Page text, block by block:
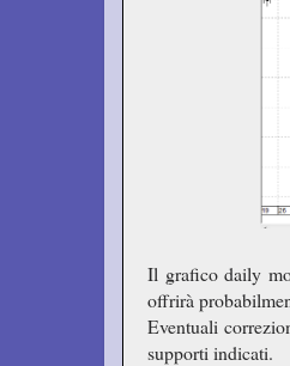
Il grafico daily
offrirà
Eventuali
supporti indicati.